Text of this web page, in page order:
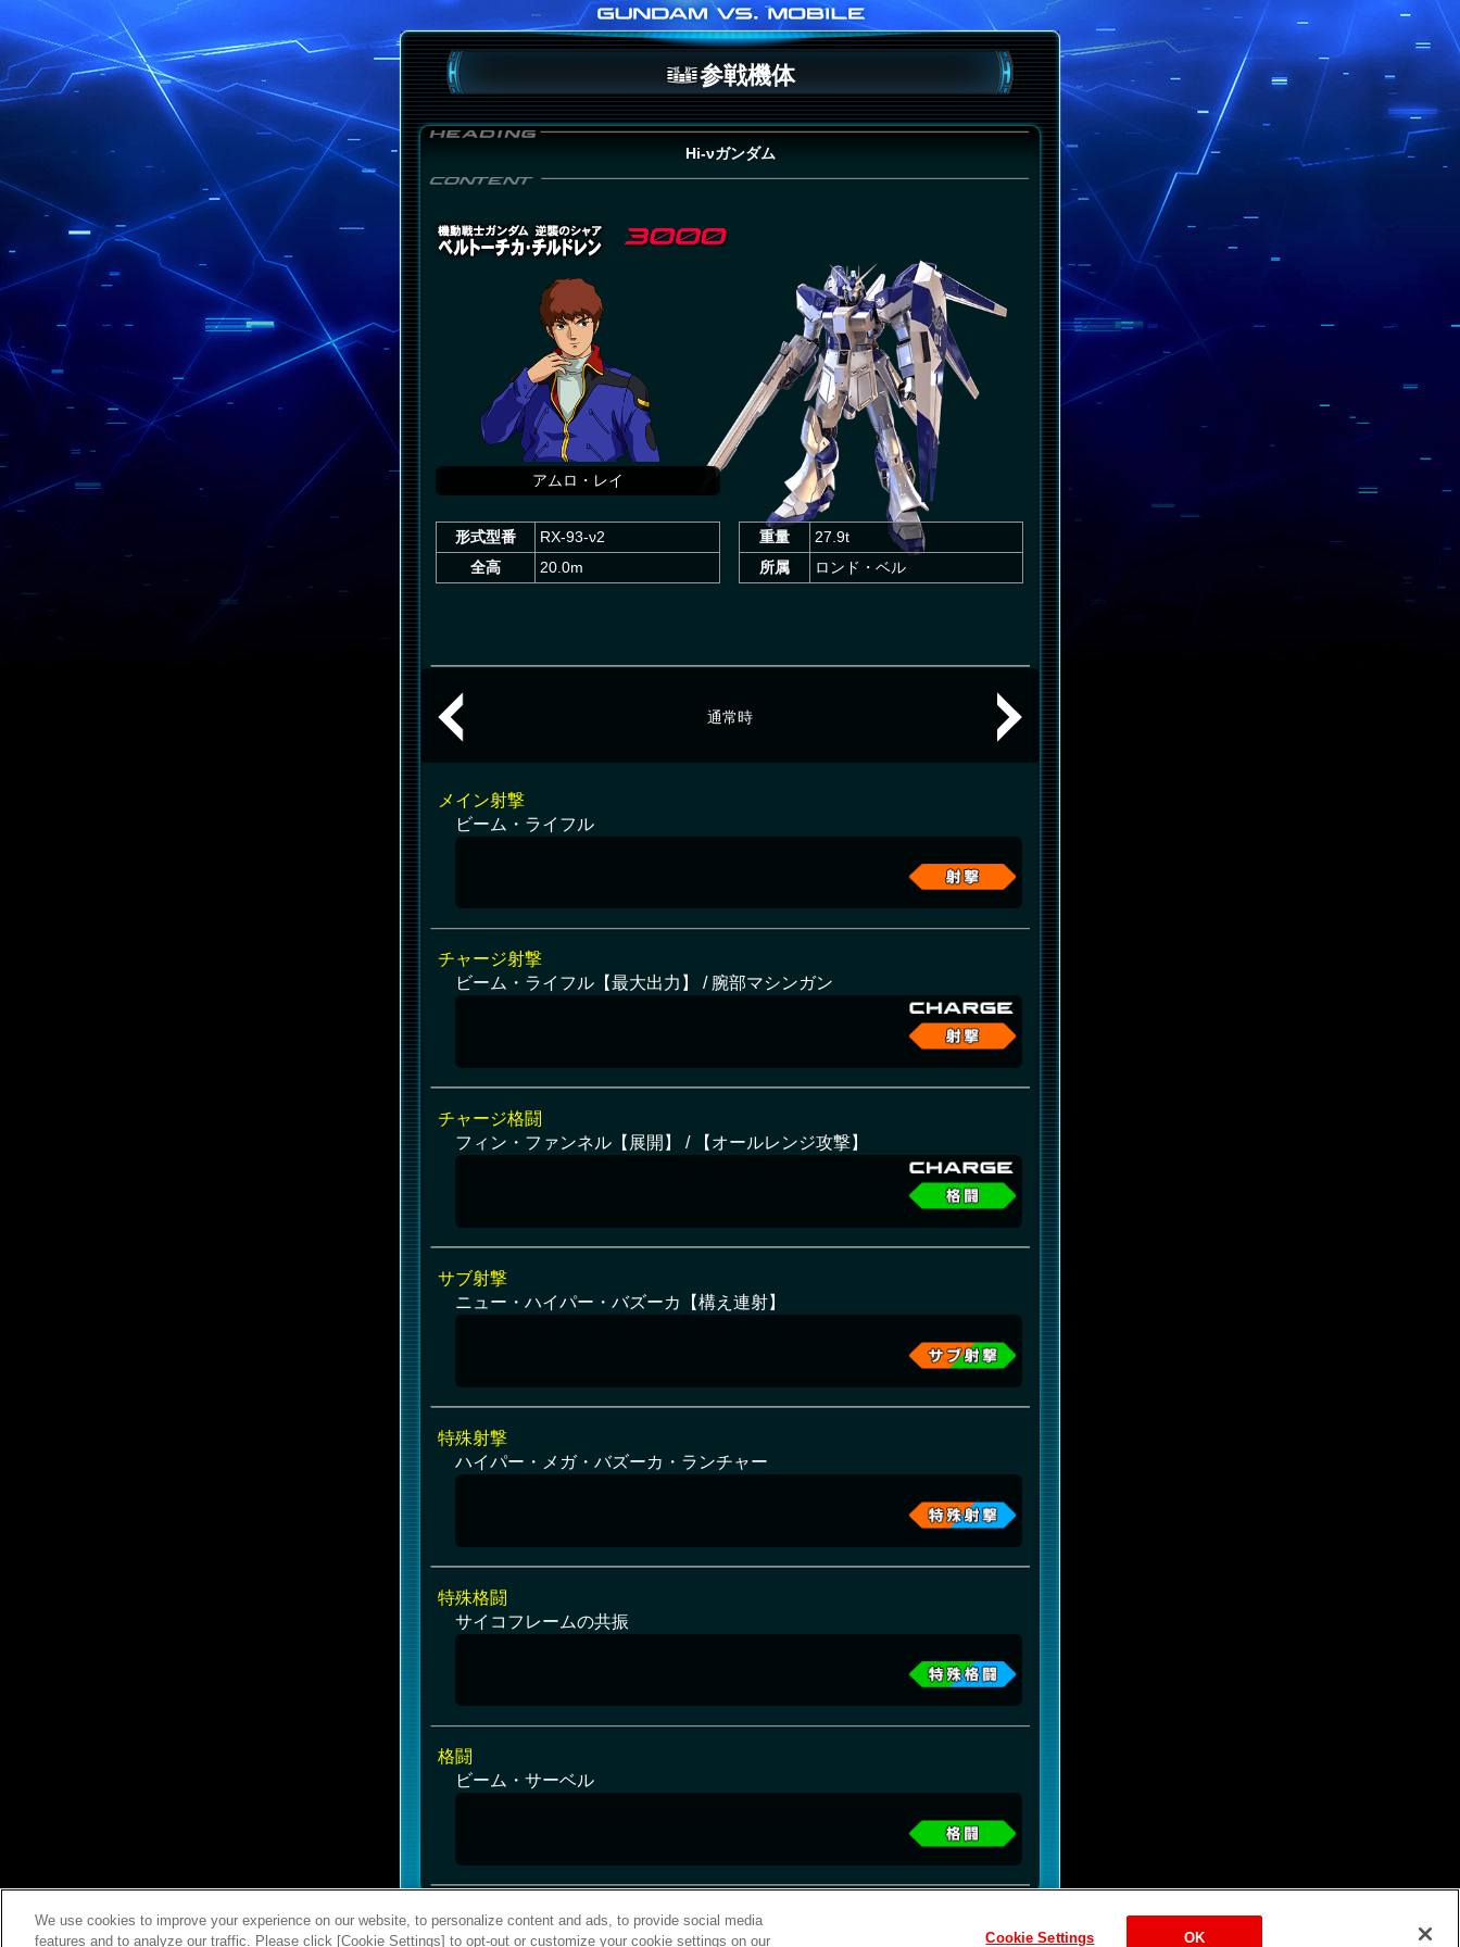
参戦機体
Hi-νガンダム
アムロ・レイ
形式型番
RX-93-ν2
全高
20.0m
重量
27.9t
所属
ロンド・ベル
通常時
メイン射撃
ビーム・ライフル
チャージ射撃
ビーム・ライフル【最大出力】 / 腕部マシンガン
チャージ格闘
フィン・ファンネル【展開】 / 【オールレンジ攻撃】
サブ射撃
ニュー・ハイパー・バズーカ【構え連射】
特殊射撃
ハイパー・メガ・バズーカ・ランチャー
特殊格闘
サイコフレームの共振
格闘
ビーム・サーベル
We use cookies to improve your experience on our website, to personalize content and ads, to provide social media
features and to analyze our traffic. Please click [Cookie Settings] to opt-out or customize your cookie settings on our
Cookie Settings OK